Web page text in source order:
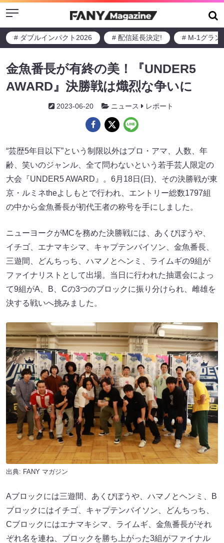
Menu
# ダブルインパクト2026 # 配信延長決定! # M-1グラン
金魚番長が有終の美！『UNDER5
AWARD』決勝戦は熾烈な争いに
2023-06-20 ニュース レポート
“芸歴5年目以下”という制限以外はプロ・アマ、人数、年
齢、笑いのジャンル、全て問わないという若手芸人限定の
大会『UNDER5 AWARD』。6月18日(日)、その決勝戦が東
京・ルミネtheよしもとで行われ、エントリー総数1797組
の中から金魚番長が初代王者の称号を手にしました。
ニューヨークがMCを務めた決勝戦には、あくびぼうや、
イチゴ、エナマキシマ、キャプテンバイソン、金魚番長、
三遊間、どんちっち、ハマノとヘンミ、ライムギの9組が
ファイナリストとして出場。当日に行われた抽選会によっ
て9組がA、B、Cの3つのブロックに振り分けられ、雌雄を
決する戦いへ挑みました。
出典: FANY マガジン
Aブロックには三遊間、あくびぼうや、ハマノとヘンミ、B
ブロックにはイチゴ、キャプテンバイソン、どんちっち、
Cブロックにはエナマキシマ、ライムギ、金魚番長がそれ
ぞれ名を連ね、ブロックを勝ち上がった3組がファイナル